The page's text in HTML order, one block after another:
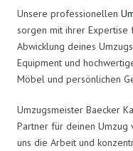
Unsere professionellen
sorgen mit ihrer Expertise
Abwicklung deines
Equipment und
Möbel und persönlichen
Umzugsmeister Baecker
Partner für deinen Umzug
uns die Arbeit und